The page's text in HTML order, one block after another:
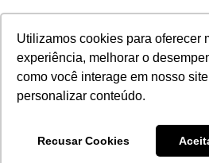
Utilizamos cookies para oferecer
experiência, melhorar o
como você interage em nosso
personalizar conteúdo.
Recusar Cookies
: Trying to access array offset
/home2/wesco/public_html/wp-content/
pro/modules/dynamic-tags/tags/post-
Warning: Trying to access array offset
pro/modules/dynamic-tags/tags/post-
conteúdo